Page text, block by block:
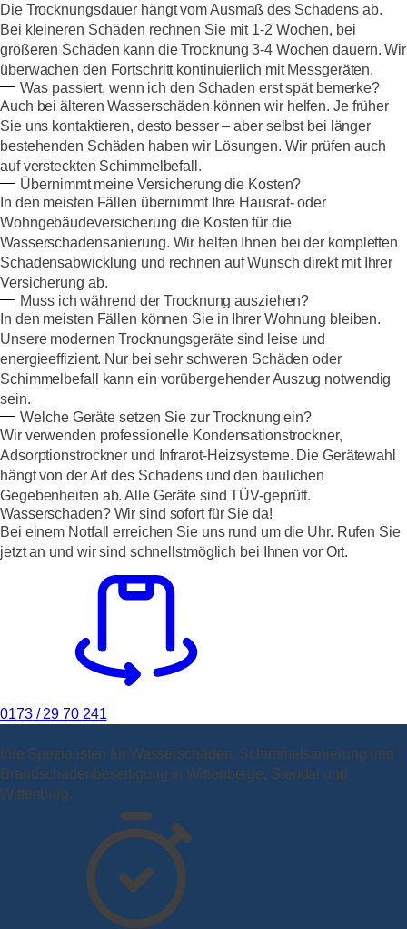
Die Trocknungsdauer hängt vom Ausmaß des Schadens ab.
Bei kleineren Schäden rechnen Sie mit 1-2 Wochen, bei
größeren Schäden kann die Trocknung 3-4 Wochen dauern. Wir
überwachen den Fortschritt kontinuierlich mit Messgeräten.
Was passiert, wenn ich den Schaden erst spät bemerke?
Auch bei älteren Wasserschäden können wir helfen. Je früher
Sie uns kontaktieren, desto besser – aber selbst bei länger
bestehenden Schäden haben wir Lösungen. Wir prüfen auch
auf versteckten Schimmelbefall.
Übernimmt meine Versicherung die Kosten?
In den meisten Fällen übernimmt Ihre Hausrat- oder
Wohngebäudeversicherung die Kosten für die
Wasserschadensanierung. Wir helfen Ihnen bei der kompletten
Schadensabwicklung und rechnen auf Wunsch direkt mit Ihrer
Versicherung ab.
Muss ich während der Trocknung ausziehen?
In den meisten Fällen können Sie in Ihrer Wohnung bleiben.
Unsere modernen Trocknungsgeräte sind leise und
energieeffizient. Nur bei sehr schweren Schäden oder
Schimmelbefall kann ein vorübergehender Auszug notwendig
sein.
Welche Geräte setzen Sie zur Trocknung ein?
Wir verwenden professionelle Kondensationstrockner,
Adsorptionstrockner und Infrarot-Heizsysteme. Die Gerätewahl
hängt von der Art des Schadens und den baulichen
Gegebenheiten ab. Alle Geräte sind TÜV-geprüft.
Wasserschaden? Wir sind sofort für Sie da!
Bei einem Notfall erreichen Sie uns rund um die Uhr. Rufen Sie
jetzt an und wir sind schnellstmöglich bei Ihnen vor Ort.
0173 / 29 70 241
Ihre Spezialisten für Wasserschäden, Schimmelsanierung und
Brandschadenbeseitigung in Wittenberge, Stendal und
Wittenburg.